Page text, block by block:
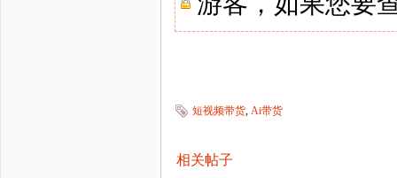
短视频带货 Ai带货
相关帖子